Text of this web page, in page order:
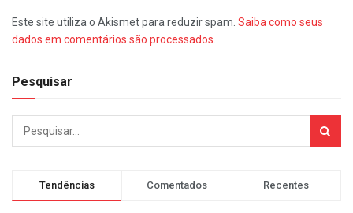
Este site utiliza o Akismet para reduzir spam. Saiba como seus
dados em comentários são processados.
Pesquisar
Tendências Comentados Recentes